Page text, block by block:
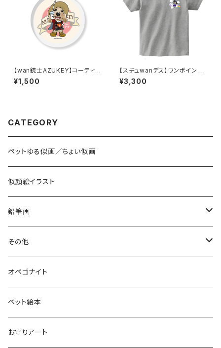
【wan銃士AZUKEY】コーティン
グ円形キーホルダー
¥1,500
【スチュwanデス】ワンポイントT
シャツ／杢グレーtype③
¥3,300
CATEGORY
ペットゆる似画／ちょい似画
似顔絵イラスト
鉛筆画
色鉛筆画
その他
お空のopeわんこ
太陽礼拝
オペゴナイト
ペット絵本
お守りアート